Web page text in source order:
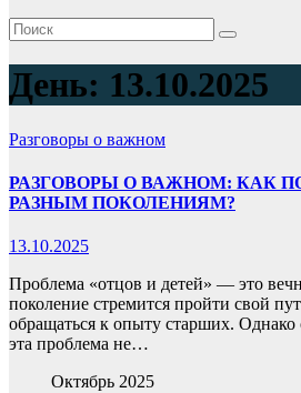
День: 13.10.2025
Разговоры о важном
РАЗГОВОРЫ О ВАЖНОМ: КАК
РАЗНЫМ ПОКОЛЕНИЯМ?
13.10.2025
Проблема «отцов и детей» — это
поколение стремится пройти свой
обращаться к опыту старших. Однако
эта проблема не…
Октябрь 2025